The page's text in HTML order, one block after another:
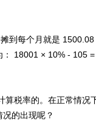
每个月就是 1500.08
18001 × 10% - 105
税率的。在正常情况
况的出现呢？